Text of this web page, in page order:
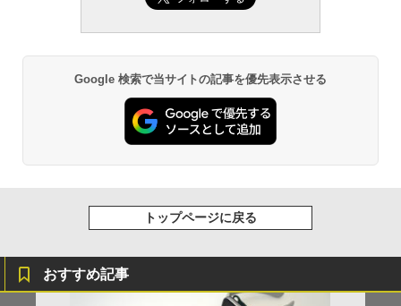
Google 検索で当サイトの記事を優先表示させる
トップページに戻る
おすすめ記事